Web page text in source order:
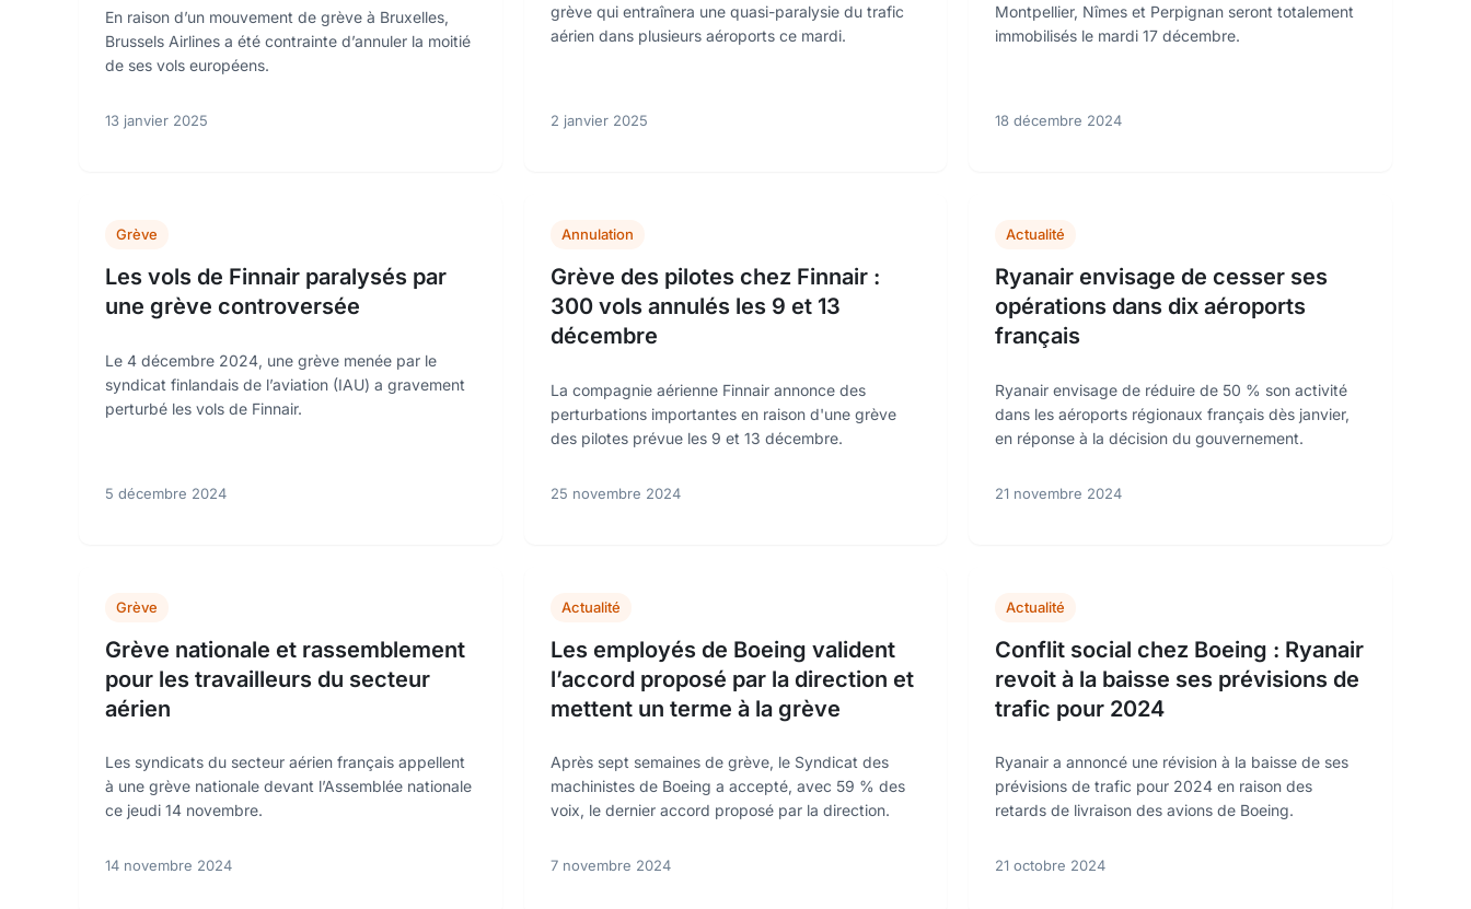
En raison d’un mouvement de grève à Bruxelles,
Brussels Airlines a été contrainte d’annuler la moitié
de ses vols européens.
13 janvier 2025
grève qui entraînera une quasi-paralysie du trafic
aérien dans plusieurs aéroports ce mardi.
2 janvier 2025
Montpellier, Nîmes et Perpignan seront totalement
immobilisés le mardi 17 décembre.
18 décembre 2024
Grève
Les vols de Finnair paralysés par
une grève controversée
Le 4 décembre 2024, une grève menée par le
syndicat finlandais de l’aviation (IAU) a gravement
perturbé les vols de Finnair.
5 décembre 2024
Annulation
Grève des pilotes chez Finnair :
300 vols annulés les 9 et 13
décembre
La compagnie aérienne Finnair annonce des
perturbations importantes en raison d'une grève
des pilotes prévue les 9 et 13 décembre.
25 novembre 2024
Actualité
Ryanair envisage de cesser ses
opérations dans dix aéroports
français
Ryanair envisage de réduire de 50 % son activité
dans les aéroports régionaux français dès janvier,
en réponse à la décision du gouvernement.
21 novembre 2024
Grève
Grève nationale et rassemblement
pour les travailleurs du secteur
aérien
Les syndicats du secteur aérien français appellent
à une grève nationale devant l’Assemblée nationale
ce jeudi 14 novembre.
14 novembre 2024
Actualité
Les employés de Boeing valident
l’accord proposé par la direction et
mettent un terme à la grève
Après sept semaines de grève, le Syndicat des
machinistes de Boeing a accepté, avec 59 % des
voix, le dernier accord proposé par la direction.
7 novembre 2024
Actualité
Conflit social chez Boeing : Ryanair
revoit à la baisse ses prévisions de
trafic pour 2024
Ryanair a annoncé une révision à la baisse de ses
prévisions de trafic pour 2024 en raison des
retards de livraison des avions de Boeing.
21 octobre 2024